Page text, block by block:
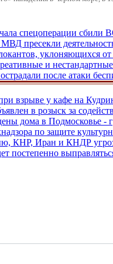
спецоперации
пресекли
уклоняющихся
и
после атаки
при взрыве у кафе на
в розыск за
дома в Подмосковье -
по защите
КНР, Иран и КНДР
постепенно